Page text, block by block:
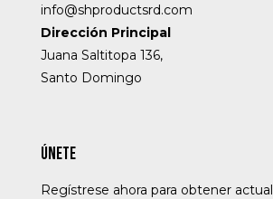
info@shproductsrd.com
Dirección Principal
Juana Saltitopa 136,
Santo Domingo
Únete
Regístrese ahora para obtener